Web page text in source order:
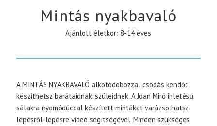
Mintás nyakbavaló
Ajánlott életkor: 8-14 éves
A MINTÁS NYAKBAVALÓ alkotódobozzal csodás kendőt
készíthetsz barátaidnak, szüleidnek. A Joan Miró ihletésű
sálakra nyomódúccal készített mintákat varázsolhatsz
lépésről-lépésre videó segítségével. Minden szükséges